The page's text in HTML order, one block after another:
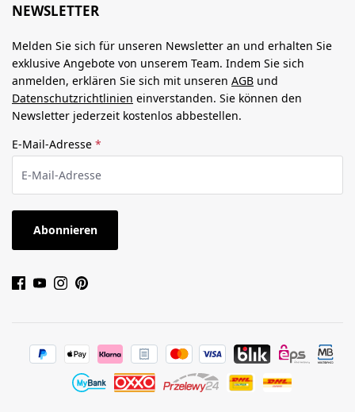
NEWSLETTER
Melden Sie sich für unseren Newsletter an und erhalten Sie
exklusive Angebote von unserem Team. Indem Sie sich
anmelden, erklären Sie sich mit unseren AGB und
Datenschutzrichtlinien einverstanden. Sie können den
Newsletter jederzeit kostenlos abbestellen.
E-Mail-Adresse *
Abonnieren